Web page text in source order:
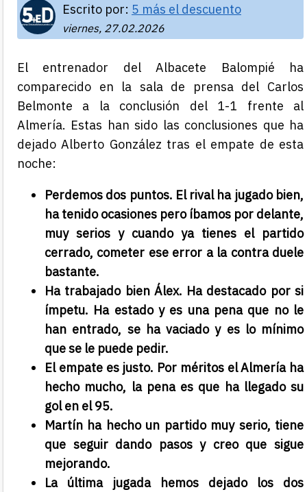
Escrito por: 5 más el descuento
viernes, 27.02.2026
El entrenador del Albacete Balompié ha
comparecido en la sala de prensa del Carlos
Belmonte a la conclusión del 1-1 frente al
Almería. Estas han sido las conclusiones que ha
dejado Alberto González tras el empate de esta
noche:
Perdemos dos puntos. El rival ha jugado bien,
ha tenido ocasiones pero íbamos por delante,
muy serios y cuando ya tienes el partido
cerrado, cometer ese error a la contra duele
bastante.
Ha trabajado bien Álex. Ha destacado por si
ímpetu. Ha estado y es una pena que no le
han entrado, se ha vaciado y es lo mínimo
que se le puede pedir.
El empate es justo. Por méritos el Almería ha
hecho mucho, la pena es que ha llegado su
gol en el 95.
Martín ha hecho un partido muy serio, tiene
que seguir dando pasos y creo que sigue
mejorando.
La última jugada hemos dejado los dos